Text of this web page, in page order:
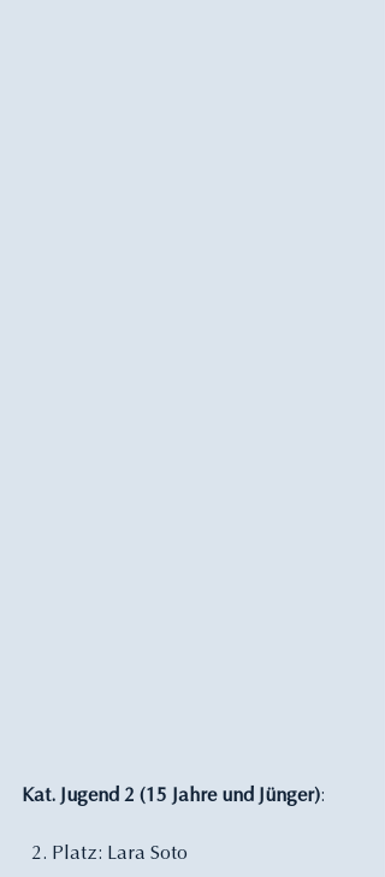
Kat. Jugend 2 (15 Jahre und Jünger):
  2. Platz: Lara Soto